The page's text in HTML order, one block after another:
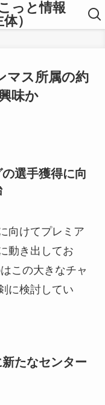
っと情報
）
マス所属の約
味か
選手獲得に向
向けてプレミア
動き出してお
この大きなチャ
に検討してい
たなセンター